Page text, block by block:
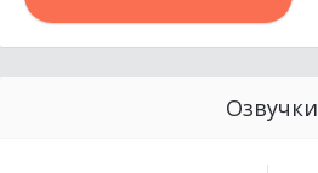
Озвучки